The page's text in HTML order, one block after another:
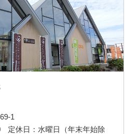
1
定休日：水曜日（年末年始除